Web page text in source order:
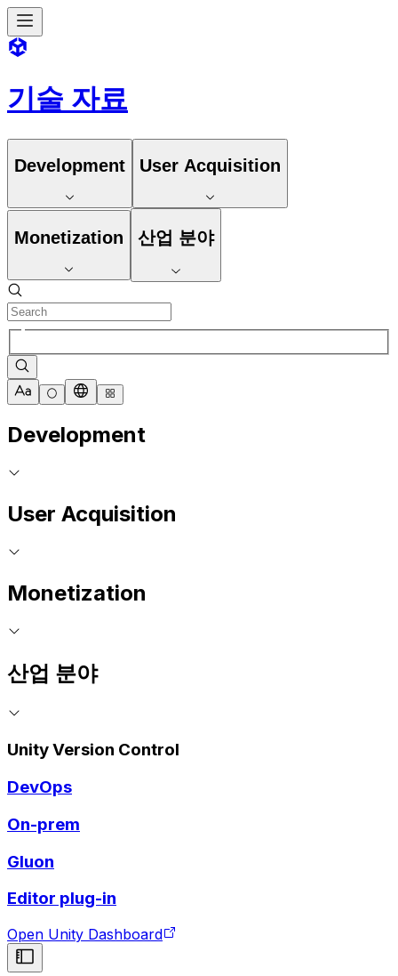
기술 자료
Development User Acquisition
Monetization 산업 분야
Development
User Acquisition
Monetization
산업 분야
Unity Version Control
DevOps
On-prem
Gluon
Editor plug-in
Open Unity Dashboard